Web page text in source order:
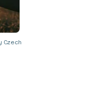
Czech